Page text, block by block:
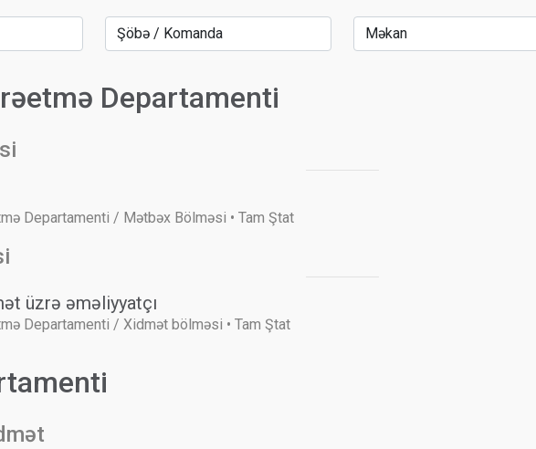
Departamenti
Departamenti / Mətbəx Bölməsi • Tam Ştat
üzrə əməliyyatçı
Departamenti / Xidmət bölməsi • Tam Ştat